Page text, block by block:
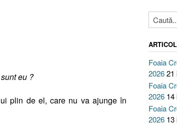
eu ?
plin de el, care nu va ajunge în
Foaia
202621
Foaia
2026 14
Foaia
2026 13